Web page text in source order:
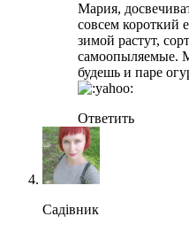
Мария,
совсем короткий
зимой растут,
самоопыляемые.
будешь и паре
Ответить
Садівник